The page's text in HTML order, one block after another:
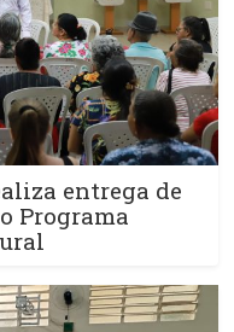
entrega de
Programa